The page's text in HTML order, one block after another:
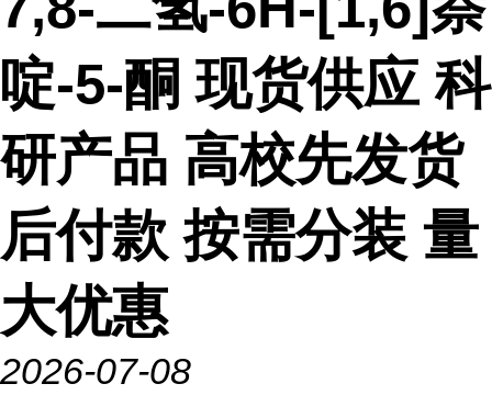
啶-5-酮 现货供应 科
研产品 高校先发货
后付款 按需分装 量
大优惠
2026-07-08